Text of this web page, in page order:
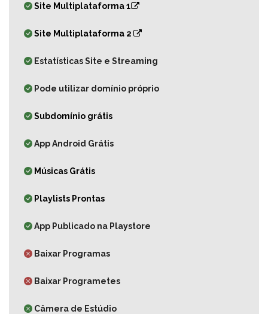
Site Multiplataforma 1
Site Multiplataforma 2
Estatísticas Site e Streaming
Pode utilizar domínio próprio
Subdomínio grátis
App Android Grátis
Músicas Grátis
Playlists Prontas
App Publicado na Playstore
Baixar Programas
Baixar Programetes
Câmera de Estúdio